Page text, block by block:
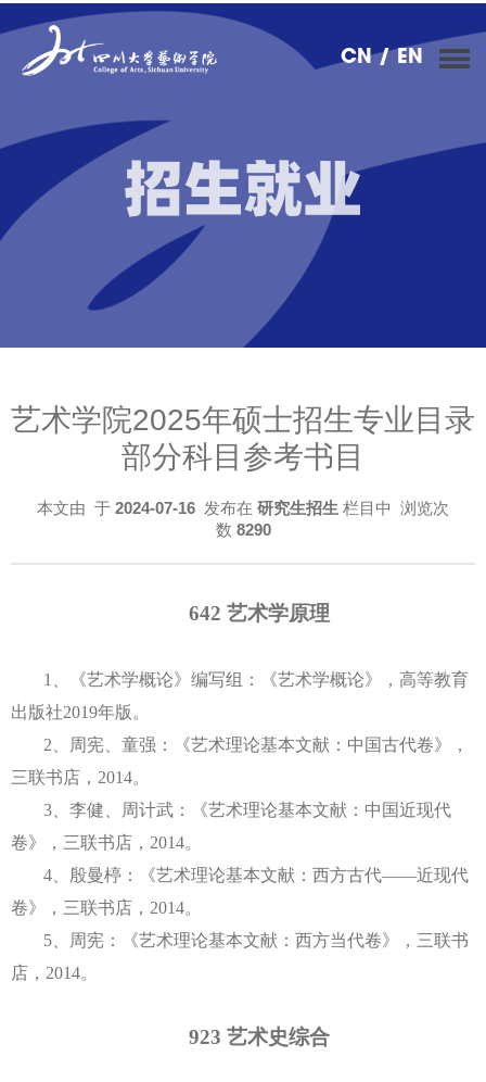
/ EN
CN
招生就业
艺术学院2025年硕士招生专业目录
部分科目参考书目
本文由 于 2024-07-16 发布在 研究生招生 栏目中 浏览次
数 8290
642 艺术学原理
1 《艺术学概论》 编写组：《艺术学概论》， 高等教育
出版社2019年版。
2
周宪、童强：《艺术理论基本文献：中国古代卷》，
三联书店， 2014。
3
李健、周计武：《艺术理论基本文献：中国近现代
卷》，三联书店， 2014。
4
殷曼楟：《艺术理论基本文献：西方古代——近现代
卷》，三联书店，2014。
5
周宪：《艺术理论基本文献：西方当代卷》，三联书
店， 2014。
923 艺术史综合